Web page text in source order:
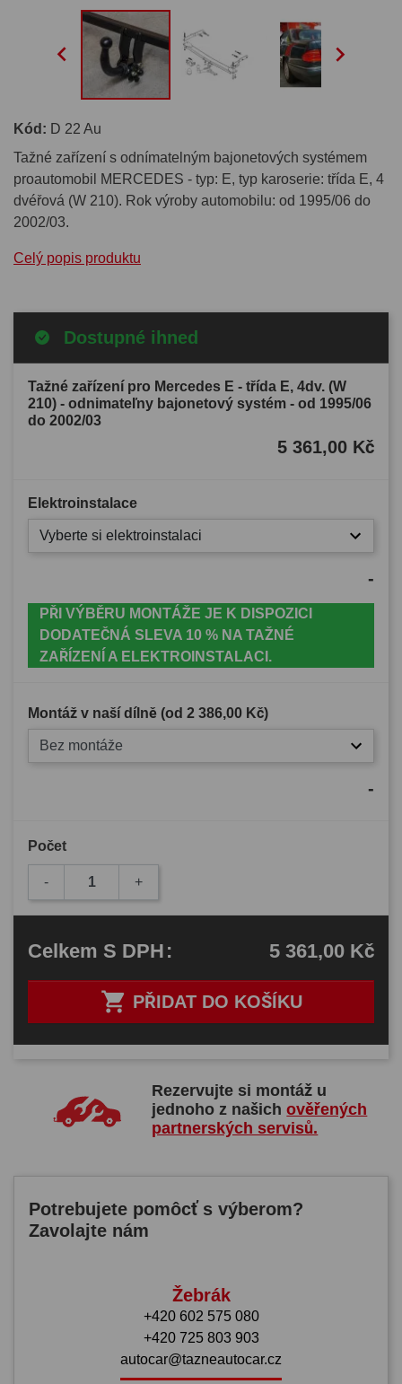
 
Kód: D 22 Au
Tažné zařízení s odnímatelným bajonetových systémem
proautomobil MERCEDES - typ: E, typ karoserie: třída E, 4
dvéřová (W 210). Rok výroby automobilu: od 1995/06 do
2002/03.
Celý popis produktu
Dostupné ihned
Tažné zařízení pro Mercedes E - třída E, 4dv. (W
210) - odnimateľny bajonetový systém - od 1995/06
do 2002/03
5 361,00 Kč
Elektroinstalace
Vyberte si elektroinstalaci
-
PŘI VÝBĚRU MONTÁŽE JE K DISPOZICI
DODATEČNÁ SLEVA 10 % NA TAŽNÉ
ZAŘÍZENÍ A ELEKTROINSTALACI.
Montáž v naší dílně (od 2 386,00 Kč)
Bez montáže
-
Počet
- +
 PŘIDAT DO KOŠÍKU
Celkem S DPH: 5 361,00 Kč
Rezervujte si montáž u
jednoho z našichověřených
partnerských servisů.
Potrebujete pomôcť s výberom?
Zavolajte nám
Žebrák
+420 602 575 080
+420 725 803 903
autocar@tazneautocar.cz